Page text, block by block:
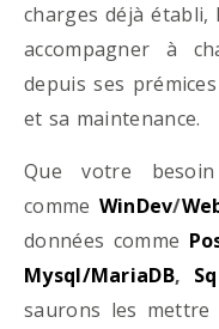
charges déjà établi,
accompagner à
depuis ses
et sa maintenance.
Que votre
comme WinDev/
données comme
Mysql/MariaDB,
saurons les